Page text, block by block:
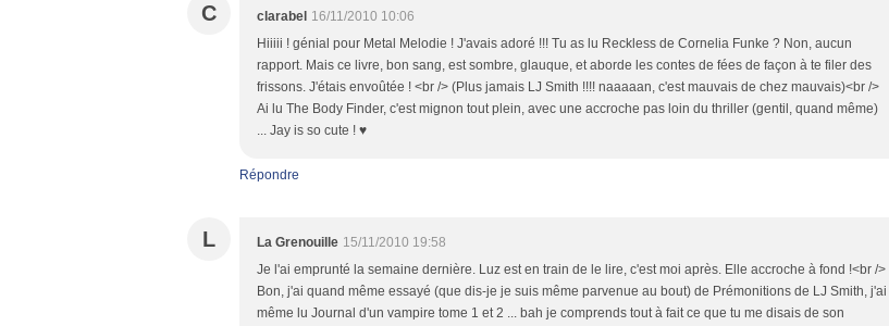
C clarabel 16/11/2010 10:06
Hiiiii ! génial pour Metal Melodie ! J'avais adoré !!! Tu as lu Reckless de Cornelia Funke ? Non, aucun
rapport. Mais ce livre, bon sang, est sombre, glauque, et aborde les contes de fées de façon à te filer des
frissons. J'étais envoûtée ! <br /> (Plus jamais LJ Smith !!!! naaaaan, c'est mauvais de chez mauvais)<br />
Ai lu The Body Finder, c'est mignon tout plein, avec une accroche pas loin du thriller (gentil, quand même)
... Jay is so cute ! ♥
Répondre
L La Grenouille 15/11/2010 19:58
Je l'ai emprunté la semaine dernière. Luz est en train de le lire, c'est moi après. Elle accroche à fond !<br />
Bon, j'ai quand même essayé (que dis-je je suis même parvenue au bout) de Prémonitions de LJ Smith, j'ai
même lu Journal d'un vampire tome 1 et 2 ... bah je comprends tout à fait ce que tu me disais de son